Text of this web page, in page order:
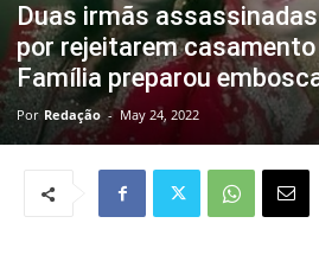
Duas irmãs
por rejeitarem
Família preparou
Por Redação - May 24, 2022